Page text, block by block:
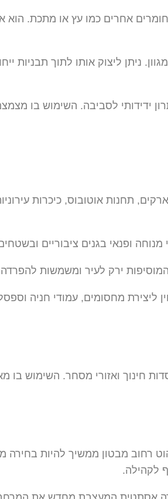
אחרים כמו עץ או מתכת. הוא
ניתן ליצוק אותו לתוך תבניות
ידידותי לסביבה. השימוש בו
תחנות אוטובוס, כיכרות
מנוחה ופנאי בגנים ציבוריים
ירק לעיר ומשמשות להפרדה
ליצירת מחסומים, עמודי חניה
חינוך ואזורי מסחר. השימוש
מבטון ממשיך להיות בחירה
לקהילה.